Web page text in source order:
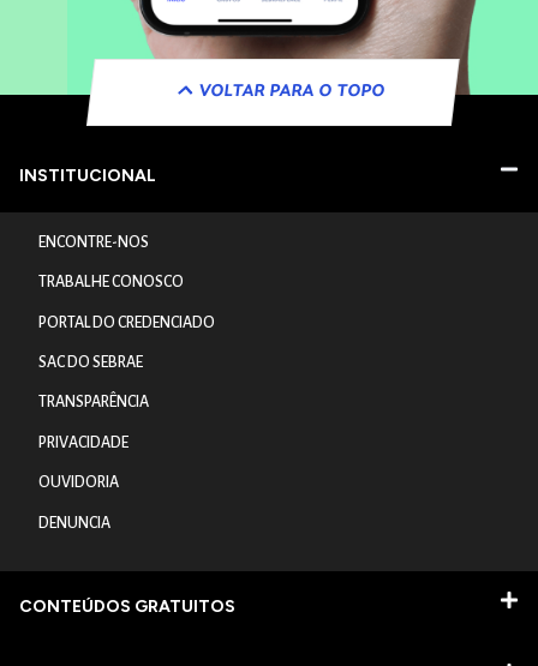
VOLTAR PARA O TOPO
INSTITUCIONAL
ENCONTRE-NOS
TRABALHE CONOSCO
PORTAL DO CREDENCIADO
SAC DO SEBRAE
TRANSPARÊNCIA
PRIVACIDADE
OUVIDORIA
DENUNCIA
CONTEÚDOS GRATUITOS